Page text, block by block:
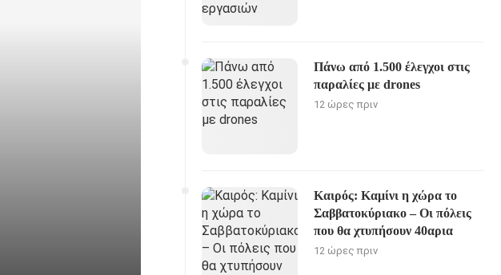
Πάνω από 1.500 έλεγχοι στις
παραλίες με drones
12 ώρες πριν
Καιρός: Καμίνι η χώρα το
Σαββατοκύριακο – Οι πόλεις
που θα χτυπήσουν 40αρια
12 ώρες πριν